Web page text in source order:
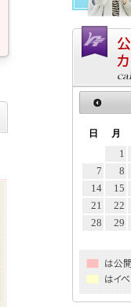
日 月
1
7
8
14
15
21
22
28
29